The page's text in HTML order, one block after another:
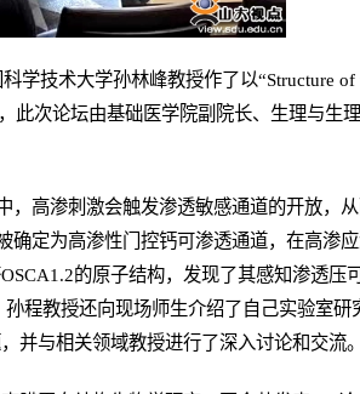
学技术大学孙林峰教授作了以“Structure of
此次论坛由基础医学院副院长、生理与生
，高渗刺激会触发渗透敏感通道的开放，
确定为高渗性门控钙可渗透通道，在高渗
的原子结构，发现了其感知渗透压
程教授还向现场师生介绍了自己实验室研
并与相关领域教授进行了深入讨论和交流。